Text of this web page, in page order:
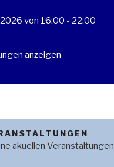
von 16:00 - 22:00
anzeigen
akuellen Veranstaltungen